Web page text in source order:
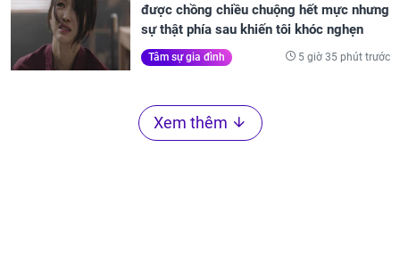
được chồng chiều chuộng hết mực nhưng
sự thật phía sau khiến tôi khóc nghẹn
Tâm sự gia đình 5 giờ 35 phút trước
Xem thêm